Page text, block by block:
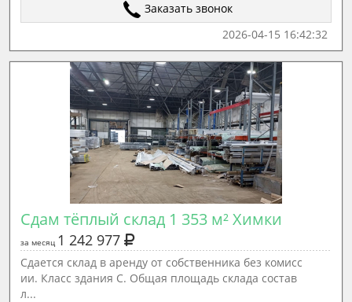
Заказать звонок
2026-04-15 16:42:32
Сдам тёплый склад 1 353 м² Химки
за месяц 1 242 977
Сдается склад в аренду от собственника без комисс
ии. Класс здания С. Общая площадь склада состав
л...